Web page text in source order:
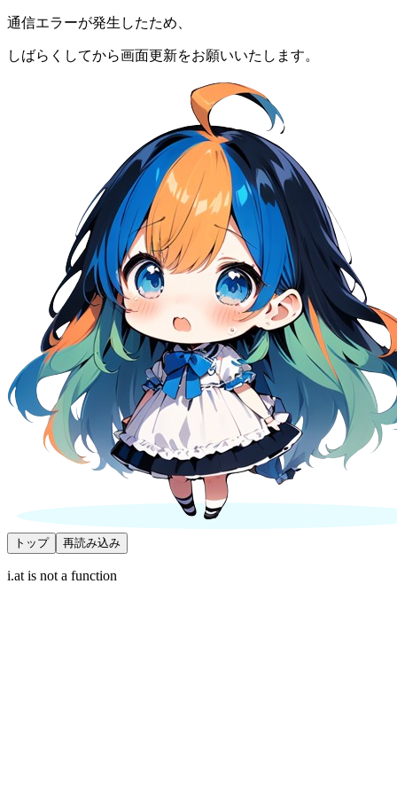
通信エラーが発生したため、
しばらくしてから画面更新をお願いいたします。
トップ 再読み込み
i.at is not a function